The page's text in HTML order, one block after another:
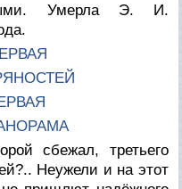
Умерла Э. И.
сбежал, третьего
Неужели и на этот